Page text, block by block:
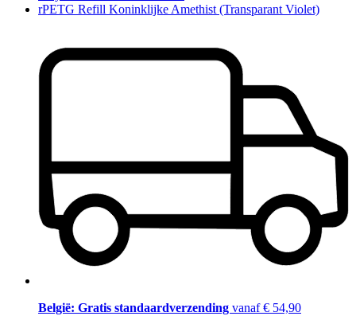
rPETG Refill Koninklijke Amethist (Transparant Violet)
België: Gratis standaardverzending vanaf € 54,90